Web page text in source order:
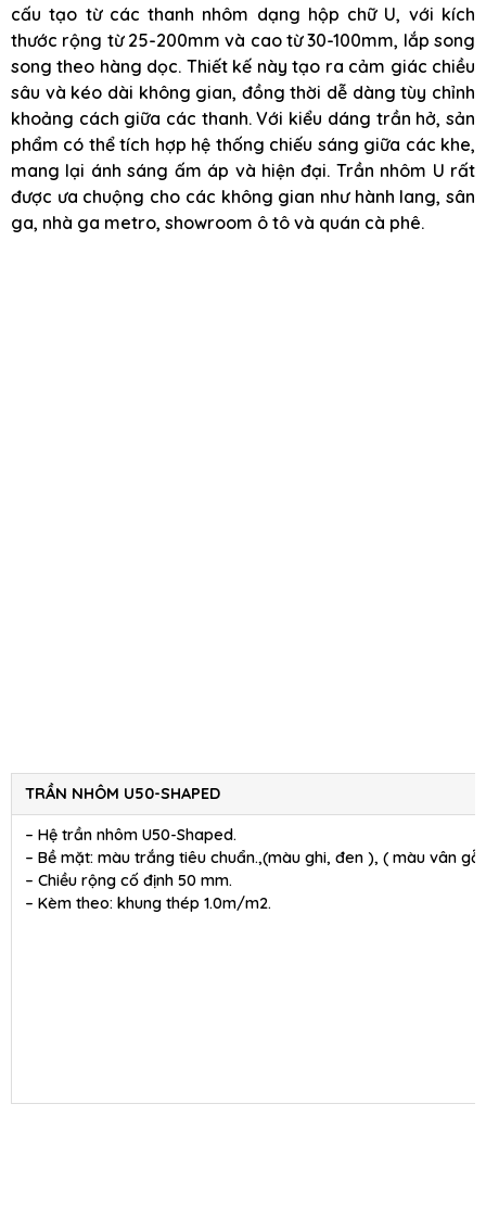
cấu tạo từ các thanh nhôm dạng hộp chữ U, với kích
thước rộng từ 25-200mm và cao từ 30-100mm, lắp song
song theo hàng dọc. Thiết kế này tạo ra cảm giác chiều
sâu và kéo dài không gian, đồng thời dễ dàng tùy chỉnh
khoảng cách giữa các thanh. Với kiểu dáng trần hở, sản
phẩm có thể tích hợp hệ thống chiếu sáng giữa các khe,
mang lại ánh sáng ấm áp và hiện đại. Trần nhôm U rất
được ưa chuộng cho các không gian như hành lang, sân
ga, nhà ga metro, showroom ô tô và quán cà phê.
TRẦN NHÔM U50-SHAPED
– Hệ trần nhôm U50-Shaped.
– Bề mặt: màu trắng tiêu chuẩn.,(màu ghi, đen ), ( màu vân gỗ
– Chiều rộng cố định 50 mm.
– Kèm theo: khung thép 1.0m/m2.